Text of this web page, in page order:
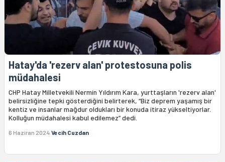
Hatay'da 'rezerv alan' protestosuna polis
müdahalesi
CHP Hatay Milletvekili Nermin Yıldırım Kara, yurttaşların 'rezerv alan'
belirsizliğine tepki gösterdiğini belirterek, “Biz deprem yaşamış bir
kentiz ve insanlar mağdur oldukları bir konuda itiraz yükseltiyorlar.
Kolluğun müdahalesi kabul edilemez” dedi.
6 Haziran 2024 Vecih Cuzdan